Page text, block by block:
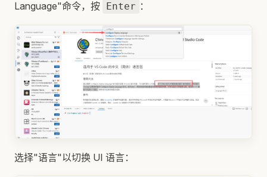
Language"命令，按
Enter ：
选择"语言"以切换 UI 语言：